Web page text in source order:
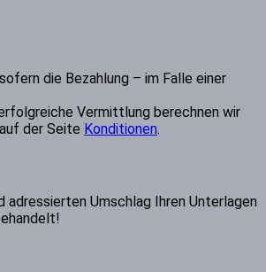
die Bezahlung – im Falle einer
Vermittlung berechnen wir
der Seite Konditionen.
Umschlag Ihren Unterlagen